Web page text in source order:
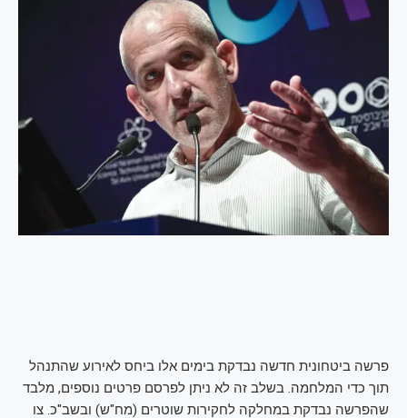
פרשה ביטחונית חדשה נבדקת בימים אלו ביחס לאירוע שהתנהל
תוך כדי המלחמה. בשלב זה לא ניתן לפרסם פרטים נוספים, מלבד
שהפרשה נבדקת במחלקה לחקירות שוטרים (מח"ש) ובשב"כ. צו